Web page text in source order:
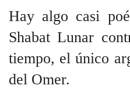
Hay algo casi
Shabat Lunar
tiempo, el único
del Omer.